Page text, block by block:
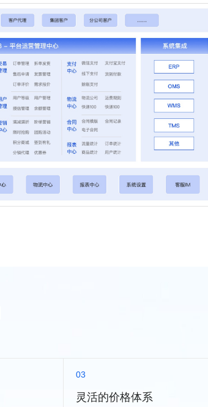
03
灵活的价格体系